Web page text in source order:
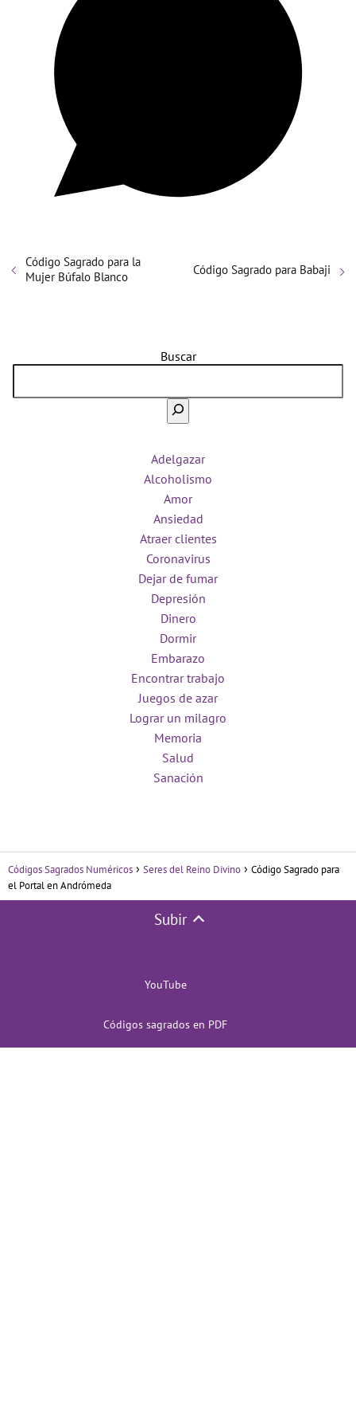
Código Sagrado para la
Mujer Búfalo Blanco
Código Sagrado para Babaji
Buscar
Adelgazar
Alcoholismo
Amor
Ansiedad
Atraer clientes
Coronavirus
Dejar de fumar
Depresión
Dinero
Dormir
Embarazo
Encontrar trabajo
Juegos de azar
Lograr un milagro
Memoria
Salud
Sanación
Códigos Sagrados Numéricos Seres del Reino Divino
Código Sagrado para
el Portal en Andrómeda
Subir
YouTube
Códigos sagrados en PDF